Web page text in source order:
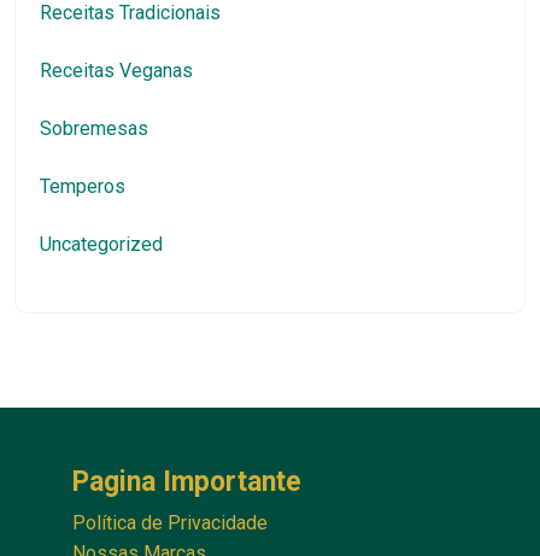
Receitas Tradicionais
Receitas Veganas
Sobremesas
Temperos
Uncategorized
Pagina Importante
Política de Privacidade